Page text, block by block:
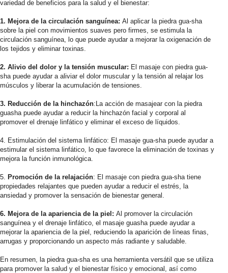
variedad de beneficios para la salud y el bienestar:
1. Mejora de la circulación sanguínea: Al aplicar la piedra gua-sha
sobre la piel con movimientos suaves pero firmes, se estimula la
circulación sanguínea, lo que puede ayudar a mejorar la oxigenación de
los tejidos y eliminar toxinas.
2. Alivio del dolor y la tensión muscular: El masaje con piedra gua-
sha puede ayudar a aliviar el dolor muscular y la tensión al relajar los
músculos y liberar la acumulación de tensiones.
3. Reducción de la hinchazón:La acción de masajear con la piedra
guasha puede ayudar a reducir la hinchazón facial y corporal al
promover el drenaje linfático y eliminar el exceso de líquidos.
4. Estimulación del sistema linfático: El masaje gua-sha puede ayudar a
estimular el sistema linfático, lo que favorece la eliminación de toxinas y
mejora la función inmunológica.
5. Promoción de la relajación: El masaje con piedra gua-sha tiene
propiedades relajantes que pueden ayudar a reducir el estrés, la
ansiedad y promover la sensación de bienestar general.
6. Mejora de la apariencia de la piel: Al promover la circulación
sanguínea y el drenaje linfático, el masaje guasha puede ayudar a
mejorar la apariencia de la piel, reduciendo la aparición de líneas finas,
arrugas y proporcionando un aspecto más radiante y saludable.
En resumen, la piedra gua-sha es una herramienta versátil que se utiliza
para promover la salud y el bienestar físico y emocional, así como